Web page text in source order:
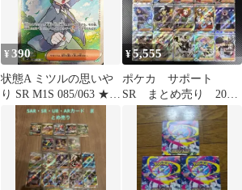
¥390
状態A ミツルの思いや
り SR M1S 085/063 ★
ポケカ ポケモンカード
ゲーム
¥5,555
ポケカ サポート
SR まとめ売り 20
枚 セット